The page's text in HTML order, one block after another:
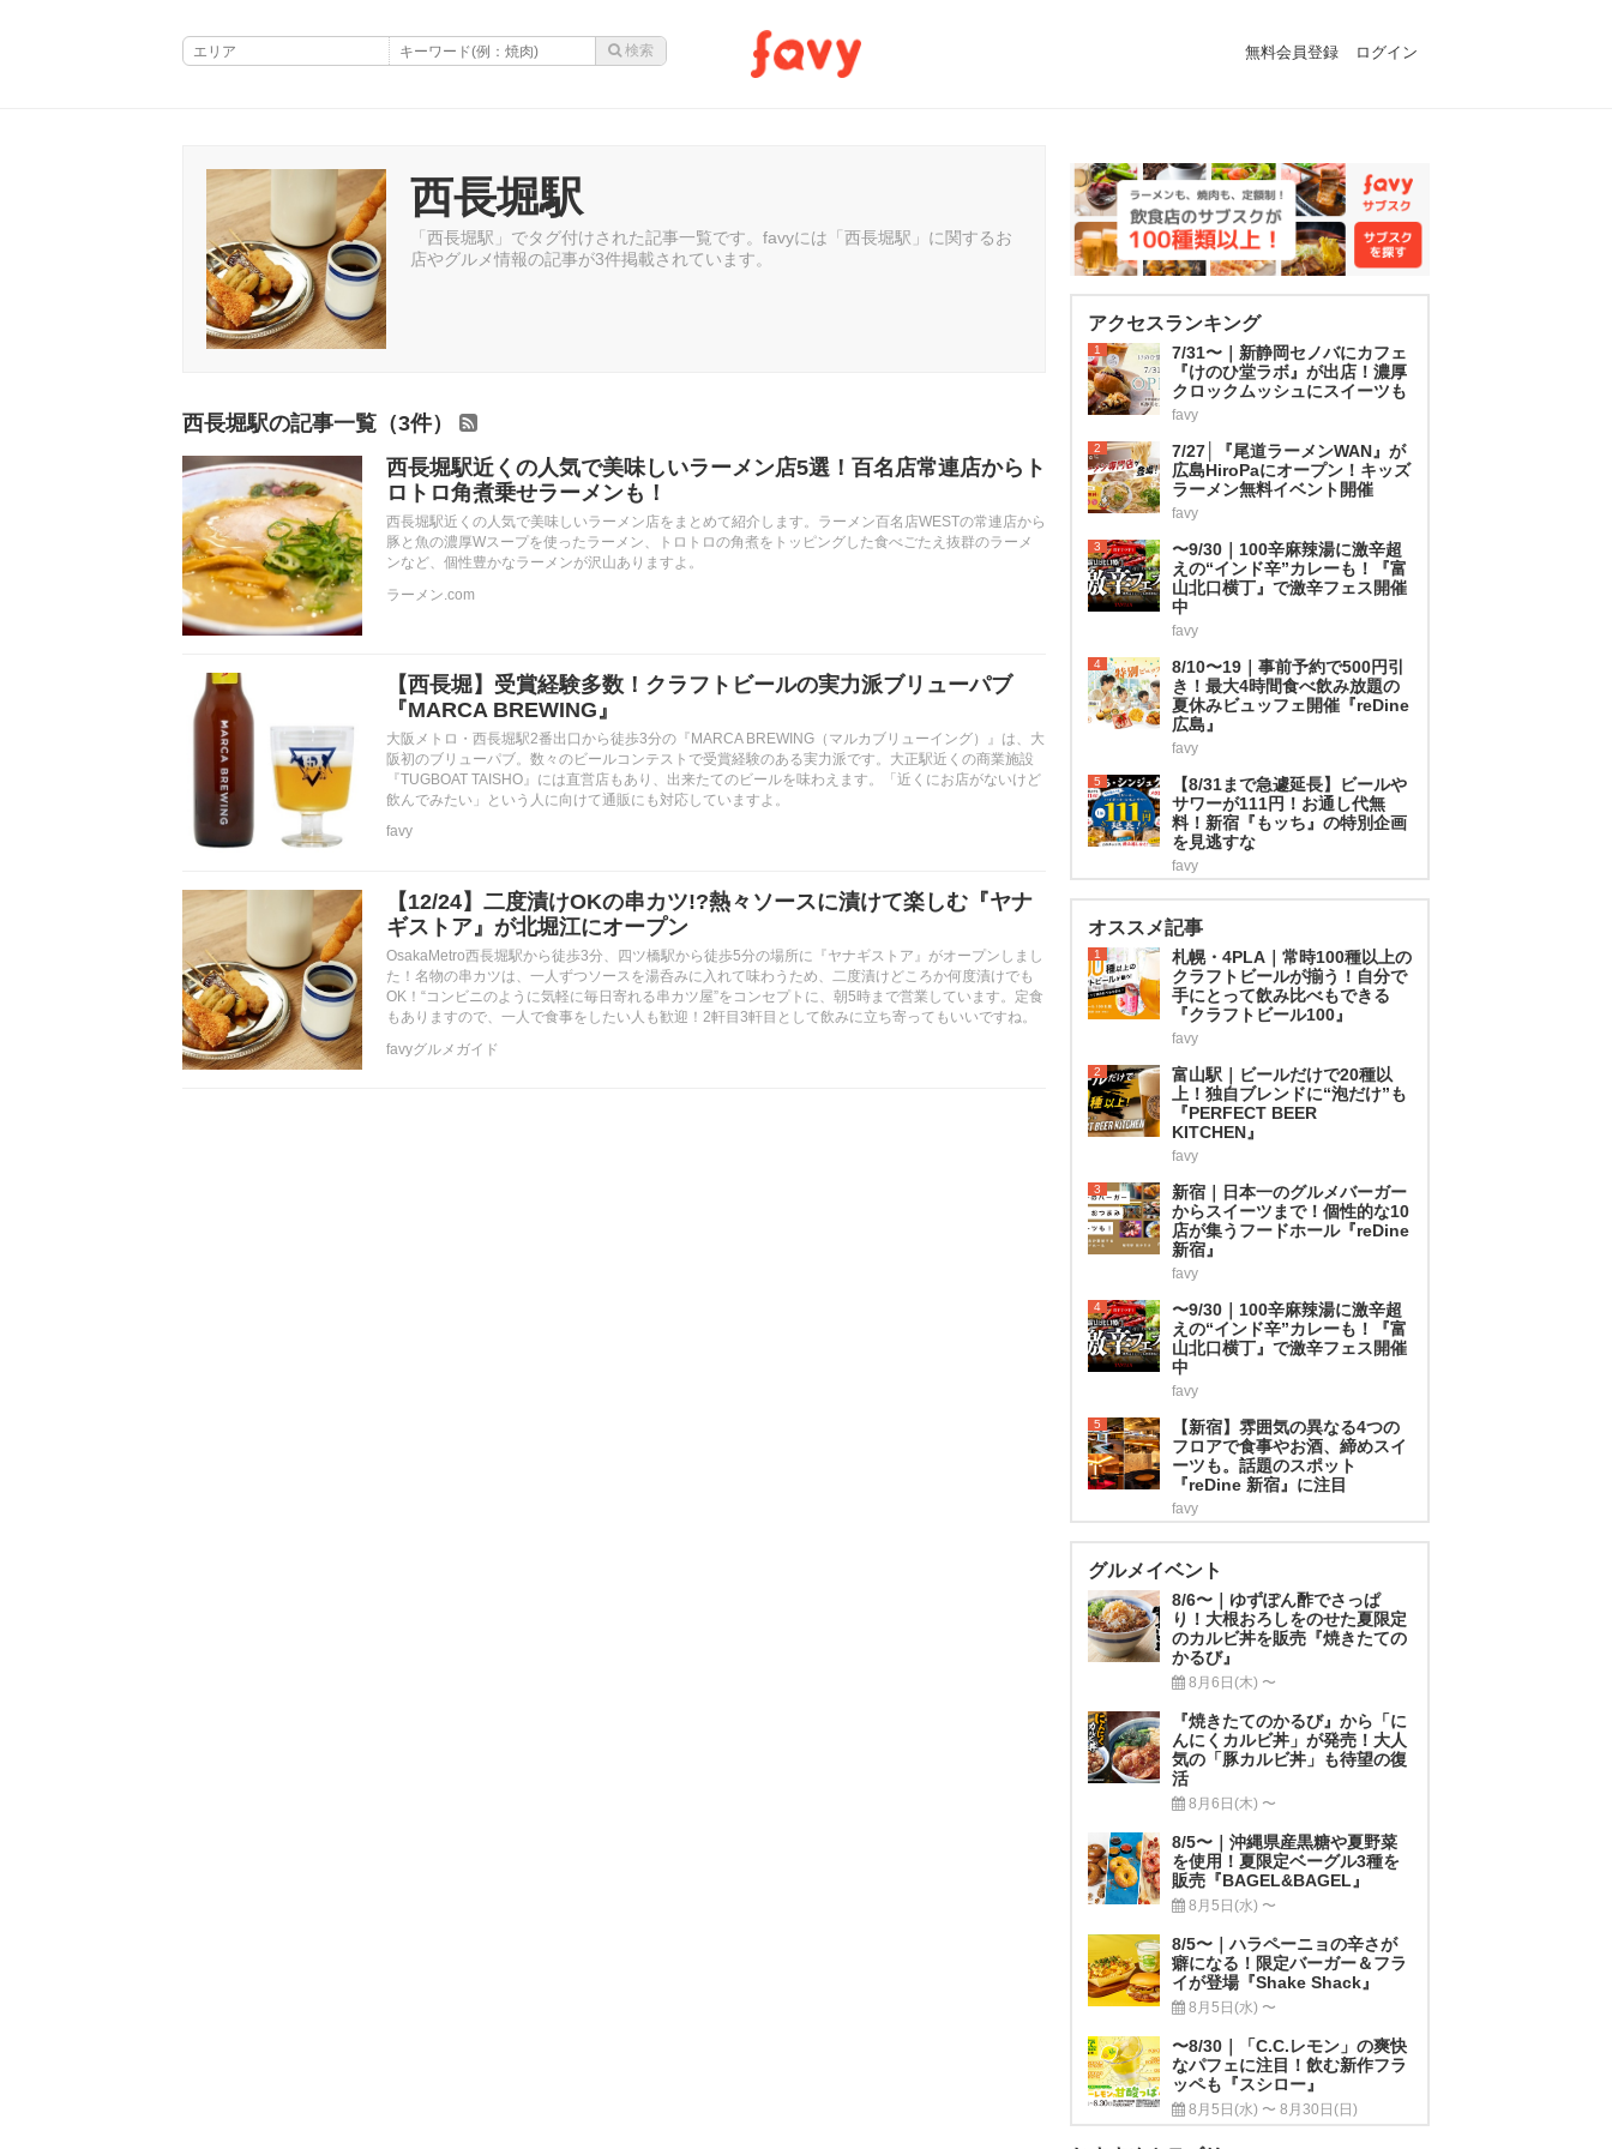
無料会員登録 ログイン
西長堀駅
「西長堀駅」でタグ付けされた記事一覧です。favyには「西長堀駅」に関するお
店やグルメ情報の記事が3件掲載されています。
西長堀駅の記事一覧（3件）
西長堀駅近くの人気で美味しいラーメン店5選！百名店常連店からト
ロトロ角煮乗せラーメンも！
西長堀駅近くの人気で美味しいラーメン店をまとめて紹介します。ラーメン百名店WESTの常連店から
豚と魚の濃厚Wスープを使ったラーメン、トロトロの角煮をトッピングした食べごたえ抜群のラーメ
ンなど、個性豊かなラーメンが沢山ありますよ。
ラーメン.com
【西長堀】受賞経験多数！クラフトビールの実力派ブリューパブ
『MARCA BREWING』
大阪メトロ・西長堀駅2番出口から徒歩3分の『MARCA BREWING（マルカブリューイング）』は、大
阪初のブリューパブ。数々のビールコンテストで受賞経験のある実力派です。大正駅近くの商業施設
『TUGBOAT TAISHO』には直営店もあり、出来たてのビールを味わえます。「近くにお店がないけど
飲んでみたい」という人に向けて通販にも対応していますよ。
favy
【12/24】二度漬けOKの串カツ!?熱々ソースに漬けて楽しむ『ヤナ
ギストア』が北堀江にオープン
OsakaMetro西長堀駅から徒歩3分、四ツ橋駅から徒歩5分の場所に『ヤナギストア』がオープンしまし
た！名物の串カツは、一人ずつソースを湯呑みに入れて味わうため、二度漬けどころか何度漬けでも
OK！“コンビニのように気軽に毎日寄れる串カツ屋”をコンセプトに、朝5時まで営業しています。定食
もありますので、一人で食事をしたい人も歓迎！2軒目3軒目として飲みに立ち寄ってもいいですね。
favyグルメガイド
アクセスランキング
1
7/31〜｜新静岡セノバにカフェ
『けのひ堂ラボ』が出店！濃厚
クロックムッシュにスイーツも
favy
2
7/27│『尾道ラーメンWAN』が
広島HiroPaにオープン！キッズ
ラーメン無料イベント開催
favy
3
〜9/30｜100辛麻辣湯に激辛超
えの“インド辛”カレーも！『富
山北口横丁』で激辛フェス開催
中
favy
4
8/10〜19｜事前予約で500円引
き！最大4時間食べ飲み放題の
夏休みビュッフェ開催『reDine
広島』
favy
5
【8/31まで急遽延長】ビールや
サワーが111円！お通し代無
料！新宿『もッち』の特別企画
を見逃すな
favy
オススメ記事
1
札幌・4PLA｜常時100種以上の
クラフトビールが揃う！自分で
手にとって飲み比べもできる
『クラフトビール100』
favy
2
富山駅｜ビールだけで20種以
上！独自ブレンドに“泡だけ”も
『PERFECT BEER
KITCHEN』
favy
3
新宿｜日本一のグルメバーガー
からスイーツまで！個性的な10
店が集うフードホール『reDine
新宿』
favy
4
〜9/30｜100辛麻辣湯に激辛超
えの“インド辛”カレーも！『富
山北口横丁』で激辛フェス開催
中
favy
5
【新宿】雰囲気の異なる4つの
フロアで食事やお酒、締めスイ
ーツも。話題のスポット
『reDine 新宿』に注目
favy
グルメイベント
8/6〜｜ゆずぽん酢でさっぱ
り！大根おろしをのせた夏限定
のカルビ丼を販売『焼きたての
かるび』
8月6日(木) 〜
『焼きたてのかるび』から「に
んにくカルビ丼」が発売！大人
気の「豚カルビ丼」も待望の復
活
8月6日(木) 〜
8/5〜｜沖縄県産黒糖や夏野菜
を使用！夏限定ベーグル3種を
販売『BAGEL&BAGEL』
8月5日(水) 〜
8/5〜｜ハラペーニョの辛さが
癖になる！限定バーガー＆フラ
イが登場『Shake Shack』
8月5日(水) 〜
〜8/30｜「C.C.レモン」の爽快
なパフェに注目！飲む新作フラ
ッペも『スシロー』
8月5日(水) 〜 8月30日(日)